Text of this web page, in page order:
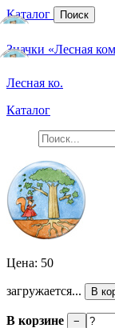
Каталог Поиск
Значки «Лесная
Лесная ко.
Каталог
Цена: 50
загружается... В
В корзине −